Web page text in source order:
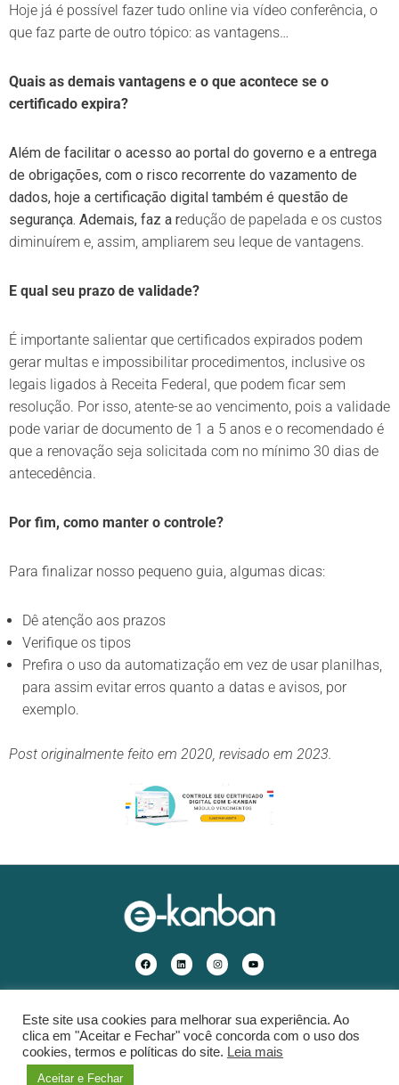
Hoje já é possível fazer tudo online via vídeo conferência, o
que faz parte de outro tópico: as vantagens…
Quais as demais vantagens e o que acontece se o
certificado expira?
Além de facilitar o acesso ao portal do governo e a entrega
de obrigações, com o risco recorrente do vazamento de
dados, hoje a certificação digital também é questão de
segurança. Ademais, faz a redução de papelada e os custos
diminuírem e, assim, ampliarem seu leque de vantagens.
E qual seu prazo de validade?
É importante salientar que certificados expirados podem
gerar multas e impossibilitar procedimentos, inclusive os
legais ligados à Receita Federal, que podem ficar sem
resolução. Por isso, atente-se ao vencimento, pois a validade
pode variar de documento de 1 a 5 anos e o recomendado é
que a renovação seja solicitada com no mínimo 30 dias de
antecedência.
Por fim, como manter o controle?
Para finalizar nosso pequeno guia, algumas dicas:
Dê atenção aos prazos
Verifique os tipos
Prefira o uso da automatização em vez de usar planilhas,
para assim evitar erros quanto a datas e avisos, por
exemplo.
Post originalmente feito em 2020, revisado em 2023.
Nosso conteúdo
Política de privacidade::Requisição de direitos
Este site usa cookies para melhorar sua experiência. Ao
clica em "Aceitar e Fechar" você concorda com o uso dos
cookies, termos e políticas do site. Leia mais
Aceitar e Fechar